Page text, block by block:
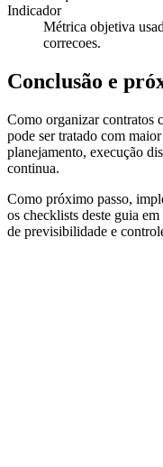
Indicador
Métrica objetiva
correcoes.
Conclusão e
Como organizar contratos
pode ser tratado com
planejamento, execução
continua.
Como próximo passo,
os checklists deste guia
de previsibilidade e